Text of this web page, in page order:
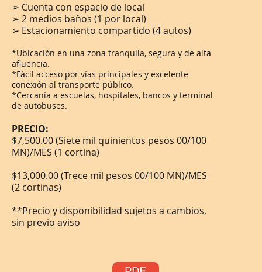
➢ Cuenta con espacio de local
➢ 2 medios baños (1 por local)
➢ Estacionamiento compartido (4 autos)
*Ubicación en una zona tranquila, segura y de alta
afluencia.
*Fácil acceso por vías principales y excelente
conexión al transporte público.
*Cercanía a escuelas, hospitales, bancos y terminal
de autobuses.
PRECIO:
$7,500.00 (Siete mil quinientos pesos 00/100
MN)/MES (1 cortina)
$13,000.00 (Trece mil pesos 00/100 MN)/MES
(2 cortinas)
**Precio y disponibilidad sujetos a cambios,
sin previo aviso